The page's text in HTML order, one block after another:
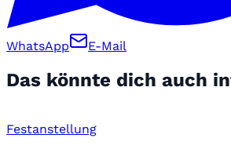
WhatsApp E-Mail
Das könnte dich auch
Festanstellung